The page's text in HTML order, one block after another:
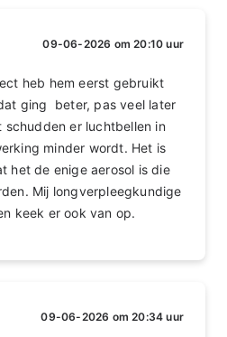
09-06-2026 om 20:10 uur
heb hem eerst gebruikt
ging beter, pas veel later
er luchtbellen in
minder wordt. Het is
het de enige aerosol is die
Mij longverpleegkundige
keek er ook van op.
09-06-2026 om 20:34 uur